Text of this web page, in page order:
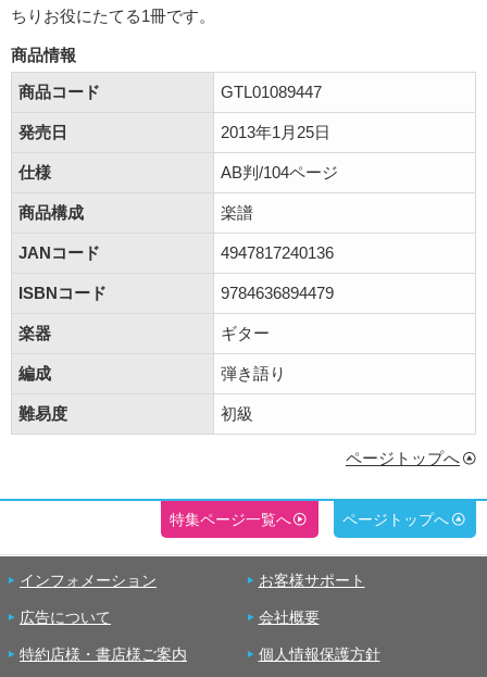
ちりお役にたてる1冊です。
商品情報
商品コード
GTL01089447
発売日 2013年1月25日
仕様 AB判/104ページ
商品構成 楽譜
JANコード 4947817240136
ISBNコード 9784636894479
楽器 ギター
編成 弾き語り
難易度 初級
ページトップへ
特集ページ一覧へ ページトップへ
インフォメーション お客様サポート
広告について 会社概要
特約店様・書店様ご案内 個人情報保護方針